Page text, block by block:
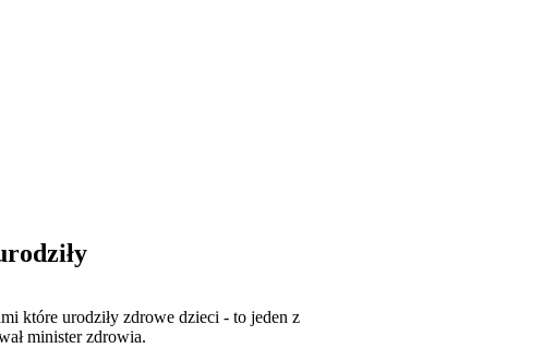
które urodziły zdrowe dzieci - to jeden z
minister zdrowia.